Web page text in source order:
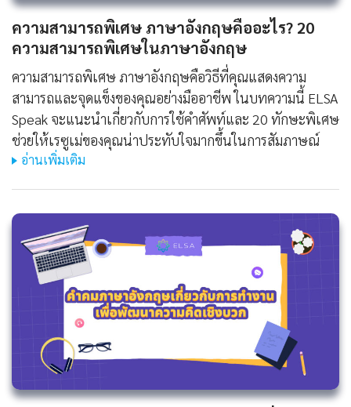
ความสามารถพิเศษ ภาษาอังกฤษคืออะไร? 20
ความสามารถพิเศษในภาษาอังกฤษ
ความสามารถพิเศษ ภาษาอังกฤษคือวิธีที่คุณแสดงความ
สามารถและจุดแข็งของคุณอย่างมืออาชีพ ในบทความนี้ ELSA
Speak จะแนะนำเกี่ยวกับการใช้คำศัพท์และ 20 ทักษะพิเศษ
ช่วยให้เรซูเม่ของคุณน่าประทับใจมากขึ้นในการสัมภาษณ์
อ่านเพิ่มเติม